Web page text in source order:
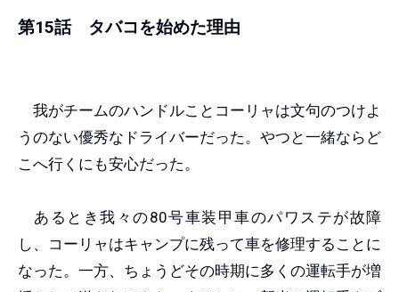
第15話 タバコを始めた理由
我がチームのハンドルことコーリャは文句のつけよ
うのない優秀なドライバーだった。やつと一緒ならど
こへ行くにも安心だった。
あるとき我々の80号車装甲車のパワステが故障
し、コーリャはキャンプに残って車を修理することに
なった。一方、ちょうどその時期に多くの運転手が増